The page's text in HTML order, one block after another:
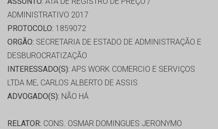
ADMINISTRATIVO 2017
PROTOCOLO: 1859072
ORGÃO: SECRETARIA DE ESTADO DE ADMINISTRAÇÃO E
DESBUROCRATIZAÇÃO
INTERESSADO(S): APS WORK COMERCIO E SERVIÇOS
LTDA ME, CARLOS ALBERTO DE ASSIS
ADVOGADO(S): NÃO HÁ
RELATOR: CONS. OSMAR DOMINGUES JERONYMO